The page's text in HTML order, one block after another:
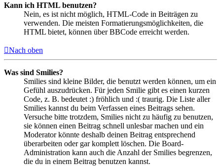
Kann ich HTML benutzen?
Nein, es ist nicht möglich, HTML-Code in Beiträgen zu
verwenden. Die meisten Formatierungsmöglichkeiten, die
HTML bietet, können über BBCode erreicht werden.
Nach oben
Was sind Smilies?
Smilies sind kleine Bilder, die benutzt werden können, um ein
Gefühl auszudrücken. Für jeden Smilie gibt es einen kurzen
Code, z. B. bedeutet :) fröhlich und :( traurig. Die Liste aller
Smilies kannst du beim Verfassen eines Beitrags sehen.
Versuche bitte trotzdem, Smilies nicht zu häufig zu benutzen,
sie können einen Beitrag schnell unlesbar machen und ein
Moderator könnte deshalb deinen Beitrag entsprechend
überarbeiten oder gar komplett löschen. Die Board-
Administration kann auch die Anzahl der Smilies begrenzen,
die du in einem Beitrag benutzen kannst.